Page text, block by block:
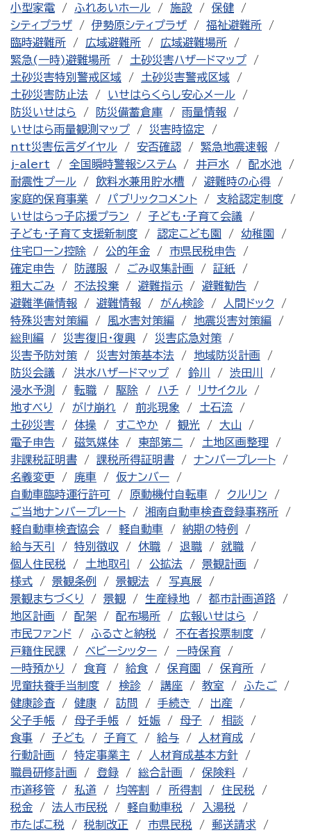
小型家電 ふれあいホール 施設
保健
シティプラザ
伊勢原シティプラザ
福祉避難所
臨時避難所
広域避難所
広域避難場所
緊急(一時)避難場所
土砂災害ハザードマップ
土砂災害特別警戒区域
土砂災害警戒区域
土砂災害防止法
いせはらくらし安心メール
防災いせはら
防災備蓄倉庫
雨量情報
いせはら雨量観測マップ
災害時協定
ntt災害伝言ダイヤル
安否確認
緊急地震速報
j-alert
全国瞬時警報システム 井戸水
配水池
耐震性プール
飲料水兼用貯水槽
避難時の心得
家庭的保育事業
パブリックコメント
支給認定制度
いせはらっ子応援プラン
子ども・子育て会議
子ども・子育て支援新制度
認定こども園
幼稚園
住宅ローン控除
公的年金
市県民税申告
確定申告
防護服 ごみ収集計画
証紙
粗大ごみ
不法投棄 避難指示
避難勧告
避難準備情報
避難情報 がん検診
人間ドック
特殊災害対策編
風水害対策編
地震災害対策編
総則編
災害復旧・復興
災害応急対策
災害予防対策
災害対策基本法
地域防災計画
防災会議
洪水ハザードマップ 鈴川
渋田川
浸水予測
転職 駆除 ハチ
リサイクル
地すべり
がけ崩れ 前兆現象
土石流
土砂災害
体操 すこやか 観光
大山
電子申告
磁気媒体 東部第二
土地区画整理
非課税証明書
課税所得証明書
ナンバープレート
名義変更
廃車
仮ナンバー
自動車臨時運行許可
原動機付自転車
クルリン
ご当地ナンバープレート
湘南自動車検査登録事務所
軽自動車検査協会
軽自動車
納期の特例
給与天引
特別徴収 休職 退職
就職
個人住民税
土地取引 公拡法
景観計画
様式
景観条例 景観法
写真展
景観まちづくり
景観 生産緑地
都市計画道路
地区計画
配架 配布場所
広報いせはら
市民ファンド
ふるさと納税
不在者投票制度
戸籍住民課
ベビーシッター
一時保育
一時預かり
食育 給食 保育園
保育所
児童扶養手当制度
検診 講座 教室
ふたご
健康診査
健康 訪問 手続き
出産
父子手帳
母子手帳 妊娠 母子
相談
食事
子ども 子育て 給与
人材育成
行動計画
特定事業主
人材育成基本方針
職員研修計画
登録 総合計画
保険料
市道移管
私道 均等割 所得割
住民税
税金
法人市民税 軽自動車税
入湯税
市たばこ税
税制改正 市県民税
郵送請求